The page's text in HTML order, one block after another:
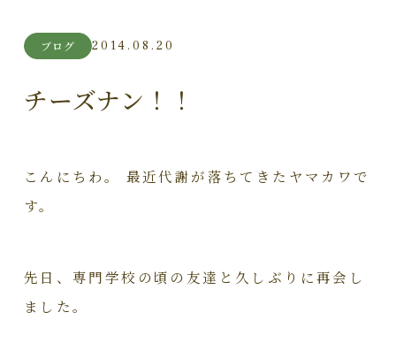
ブログ 2014.08.20
チーズナン！！
こんにちわ。 最近代謝が落ちてきたヤマカワで
す。
先日、専門学校の頃の友達と久しぶりに再会し
ました。